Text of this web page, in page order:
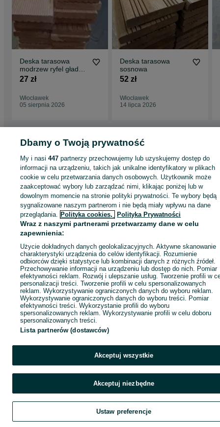
Deska tarasowa
modrzew ryfel gładka
heblowana
boazeria podbitka
półbal bal
27 zł
Włocławek
05 sierpnia 2026
Deska tarasowa
sosnowa
52 zł
Włocławek
14 lipca 2026
Deski tarasowe - Kujawsko-pomorskie
Deski tarasowe - Włocławek
KATEGORIA
998507437 Wyświetlenia:
Zadzwoń / SMS
Dbamy o Twoją prywatność
My i nasi447 partnerzy przechowujemy lub uzyskujemy dostęp do
informacji na urządzeniu, takich jak unikalne identyfikatory w plikach
cookie w celu przetwarzania danych osobowych. Użytkownik może
zaakceptować wybory lub zarządzać nimi, klikając poniżej lub w
dowolnym momencie na stronie polityki prywatności. Te wybory będą
sygnalizowane naszym partnerom i nie będą miały wpływu na dane
przeglądania. Polityka cookies, Polityka Prywatności
Wraz z naszymi partnerami przetwarzamy dane w celu
zapewnienia:
Użycie dokładnych danych geolokalizacyjnych. Aktywne skanowanie
charakterystyki urządzenia do celów identyfikacji. Rozumienie
odbiorców dzięki statystyce lub kombinacji danych z różnych źródeł.
Przechowywanie informacji na urządzeniu lub dostęp do nich. Pomiar
efektywności reklam. Rozwój i ulepszanie usług. Tworzenie profili w
personalizacji treści. Tworzenie profili w celu spersonalizowanych
reklam. Wykorzystywanie ograniczonych danych do wyboru reklam.
Wykorzystywanie ograniczonych danych do wyboru treści. Pomiar
efektywności treści. Wykorzystanie profili do wyboru
spersonalizowanych reklam. Wykorzystywanie profili w celu doboru
spersonalizowanych treści.
Lista partnerów (dostawców)
Akceptuj wszystkie
Akceptuj niezbędne
Ustaw preferencje